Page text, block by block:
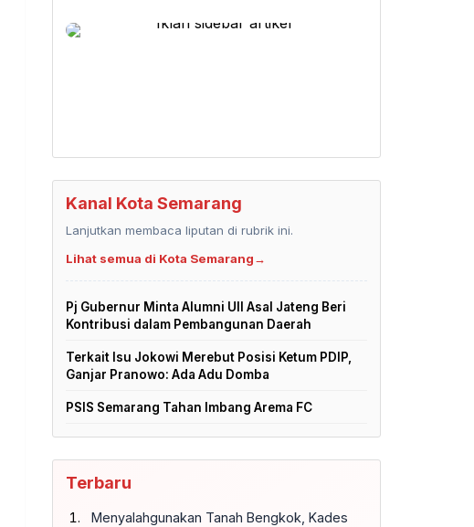
Kanal Kota Semarang
Lanjutkan membaca liputan di rubrik ini.
Lihat semua di Kota Semarang→
Pj Gubernur Minta Alumni UII Asal Jateng Beri
Kontribusi dalam Pembangunan Daerah
Terkait Isu Jokowi Merebut Posisi Ketum PDIP,
Ganjar Pranowo: Ada Adu Domba
PSIS Semarang Tahan Imbang Arema FC
Terbaru
Menyalahgunakan Tanah Bengkok, Kades